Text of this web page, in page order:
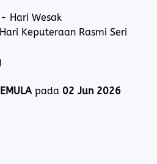
Hari Wesak
Keputeraan Rasmi Seri
pada 02 Jun 2026